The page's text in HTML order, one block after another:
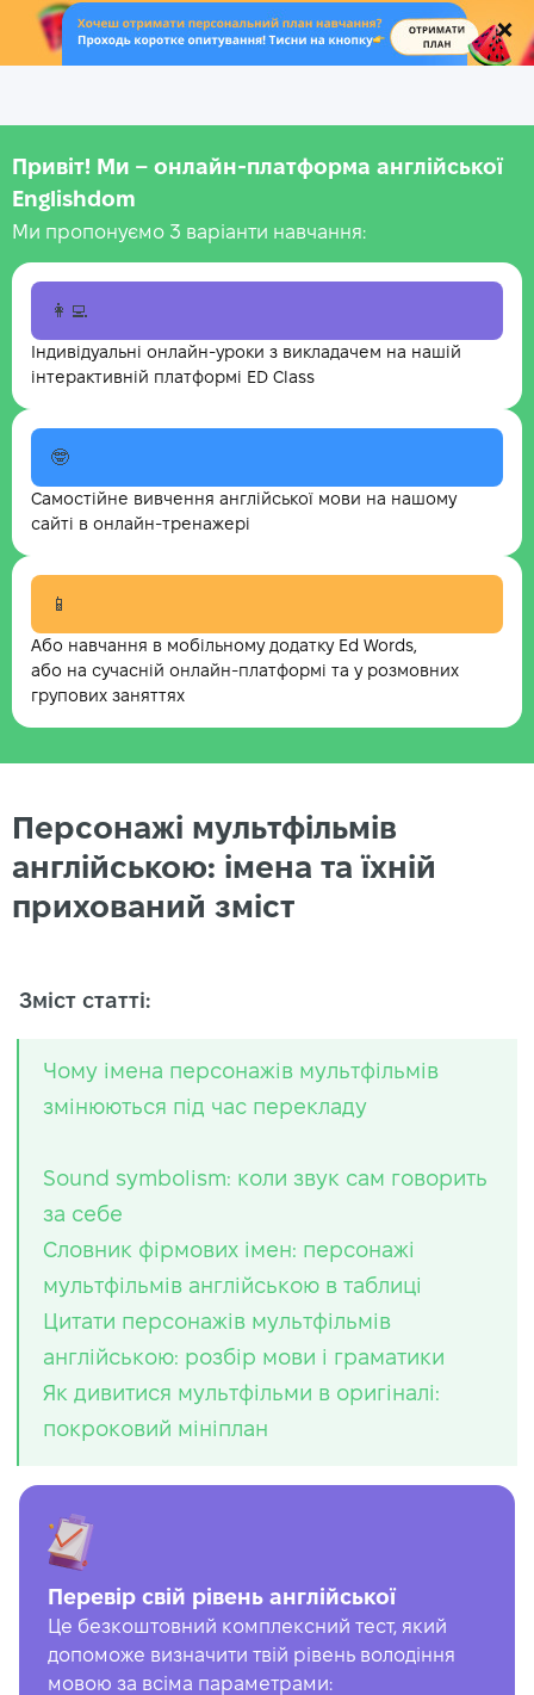
.
Привіт! Ми – онлайн-платформа англійської
Englishdom
Ми пропонуємо 3 варіанти навчання:
👩‍💻
Індивідуальні онлайн-уроки з викладачем на нашій
інтерактивній платформі ED Class
🤓
Самостійне вивчення англійської мови на нашому
сайті в онлайн-тренажері
📱
Або навчання в мобільному додатку Ed Words,
або на сучасній онлайн-платформі та у розмовних
групових заняттях
Персонажі мультфільмів
англійською: імена та їхній
прихований зміст
Зміст статті:
Чому імена персонажів мультфільмів
змінюються під час перекладу
Sound symbolism: коли звук сам говорить
за себе
Словник фірмових імен: персонажі
мультфільмів англійською в таблиці
Цитати персонажів мультфільмів
англійською: розбір мови і граматики
Як дивитися мультфільми в оригіналі:
покроковий мініплан
Перевір свій рівень англійської
Це безкоштовний комплексний тест, який
допоможе визначити твій рівень володіння
мовою за всіма параметрами: